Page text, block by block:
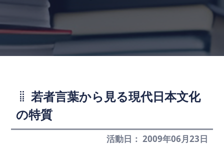
若者言葉から見る現代日本文化
の特質
活動日： 2009年06月23日